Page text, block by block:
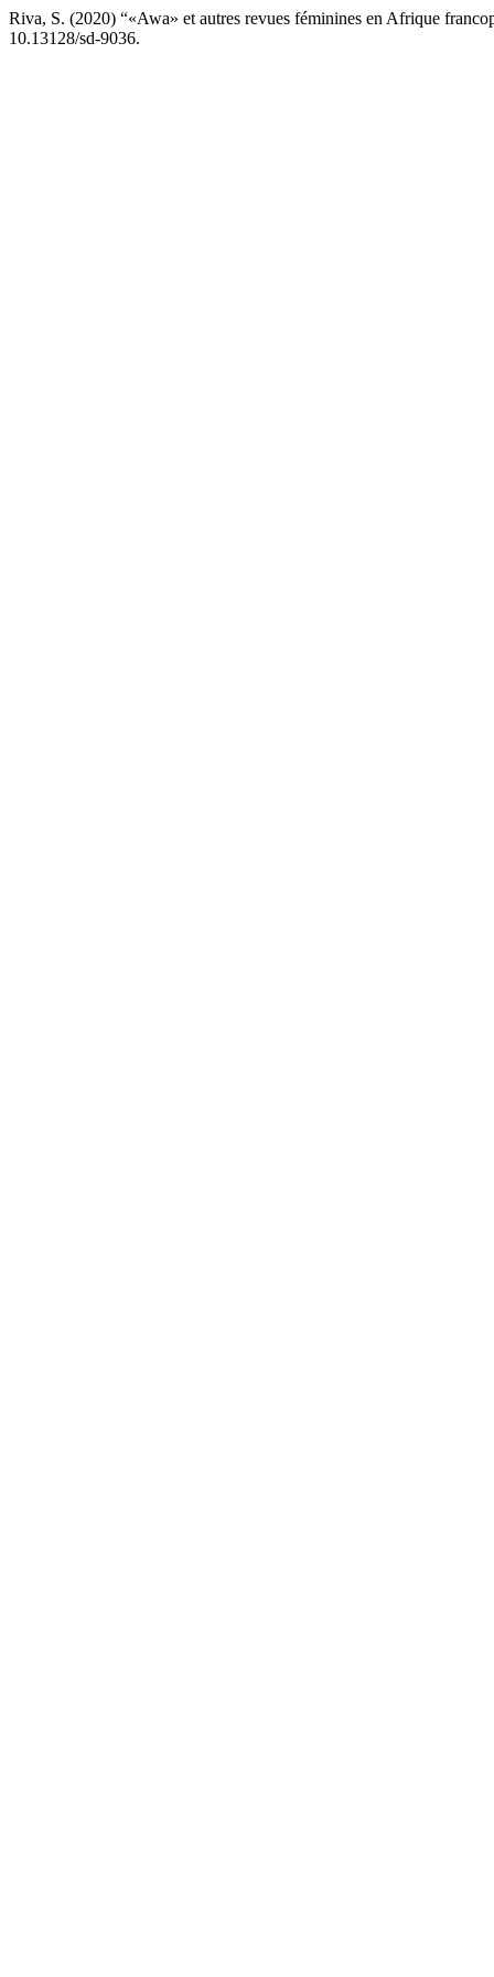
Riva, S. (2020) “«Awa» et autres revues féminines en Afrique
10.13128/sd-9036.